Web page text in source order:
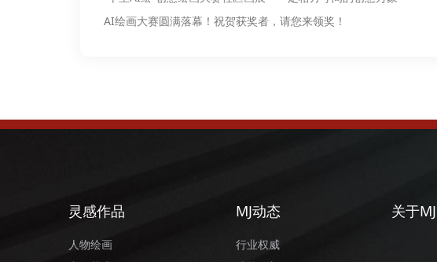
AI绘画大赛圆满落幕！祝贺获奖者，请您来领奖！
灵感作品
人物绘画
MJ动态
行业权威
关于MJ